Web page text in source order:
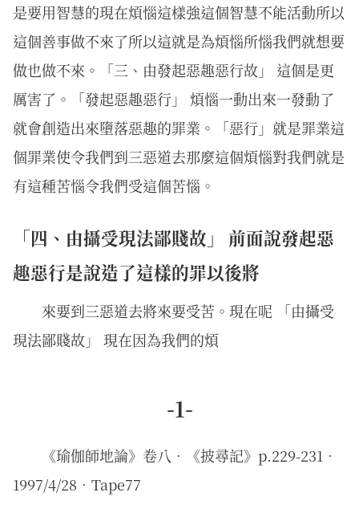
是要用智慧的現在煩惱這樣強這個智慧不能活動所以
這個善事做不來了所以這就是為煩惱所惱我們就想要
做也做不來。「三、由發起惡趣惡行故」 這個是更
厲害了。「發起惡趣惡行」 煩惱一動出來一發動了
就會創造出來墮落惡趣的罪業。「惡行」就是罪業這
個罪業使令我們到三惡道去那麼這個煩惱對我們就是
有這種苦惱令我們受這個苦惱。
「四、由攝受現法鄙賤故」 前面說發起惡
趣惡行是說造了這樣的罪以後將
來要到三惡道去將來要受苦。現在呢 「由攝受
現法鄙賤故」 現在因為我們的煩
-1-
《瑜伽師地論》卷八．《披尋記》p.229-231．
1997/4/28．Tape77